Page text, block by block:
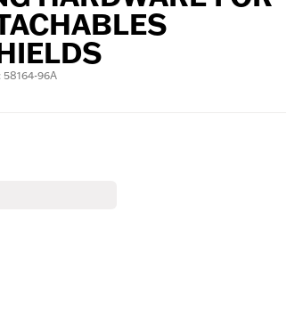
96A